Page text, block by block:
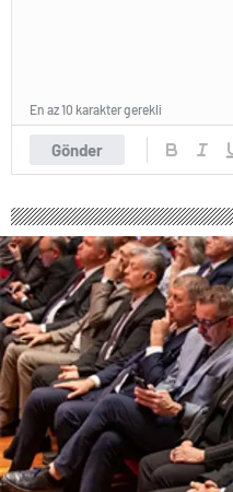
Gönder
En az 10 karakter gerekli